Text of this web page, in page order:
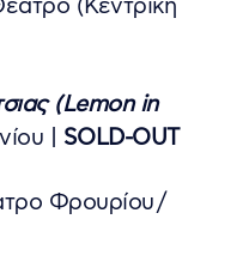
(Κεντρική
(Lemon in
| SOLD-OUT
Φρουρίου /